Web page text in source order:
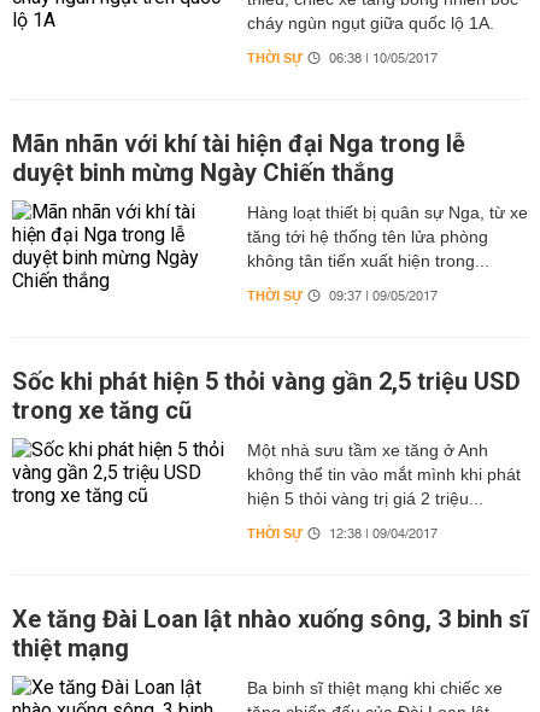
cháy ngùn ngụt giữa quốc lộ 1A.
THỜI SỰ 06:38 | 10/05/2017
Mãn nhãn với khí tài hiện đại Nga trong lễ
duyệt binh mừng Ngày Chiến thắng
Hàng loạt thiết bị quân sự Nga, từ xe
tăng tới hệ thống tên lửa phòng
không tân tiến xuất hiện trong...
THỜI SỰ 09:37 | 09/05/2017
Sốc khi phát hiện 5 thỏi vàng gần 2,5 triệu USD
trong xe tăng cũ
Một nhà sưu tầm xe tăng ở Anh
không thể tin vào mắt mình khi phát
hiện 5 thỏi vàng trị giá 2 triệu...
THỜI SỰ 12:38 | 09/04/2017
Xe tăng Đài Loan lật nhào xuống sông, 3 binh sĩ
thiệt mạng
Ba binh sĩ thiệt mạng khi chiếc xe